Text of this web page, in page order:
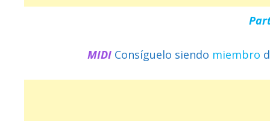
MIDI Consíguelo siendo miembro